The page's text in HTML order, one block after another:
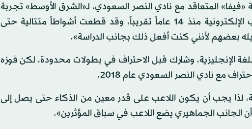
(28 عاماً)، محترف لعبة «فيفا» المتعاقد مع نادي النصر السعودي، لـ«الشرق الأوسط» تجربة
احترافه للألعاب الإلكترونية، قائلاً: «بدأت ممارسة الألعاب الإلكترونية منذ 14 عاماً تقريباً، وقد قطعت أشواطاً متتالية حتى
بعضهم لأنني كنت أفعل ذلك بجانب الدراسة».
الإنجليزية، وشارك قبل الاحتراف في بطولات محدودة، لكن فوزه
مع نادي النصر السعودي عام 2018.
لذا يجب أن يكون اللاعب على قدر معين من الذكاء حتى يصل إلى
الجانب الجماهيري يضع اللاعب في سباق المؤثرين».